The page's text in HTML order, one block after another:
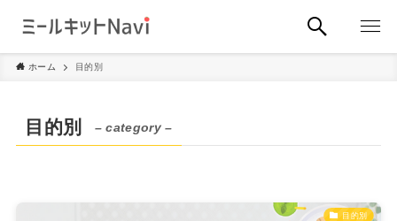
ホーム 目的別
目的別 – category –
目的別